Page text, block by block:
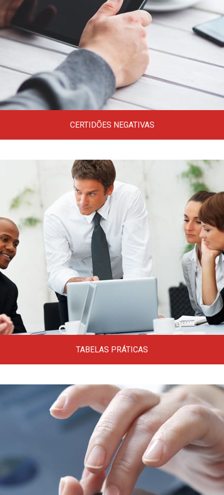
Diversas certidões da receita federal,
certidões estaduais e de vários municípios
do Brasil.
Clique aqui
CERTIDÕES NEGATIVAS
Tabelas variadas, alíquotas, códigos,
donwloads, tabelas do simples e tabelas do
trabalho.
Clique aqui
TABELAS PRÁTICAS